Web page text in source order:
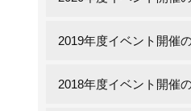
2019年度イベント開催
2018年度イベント開催